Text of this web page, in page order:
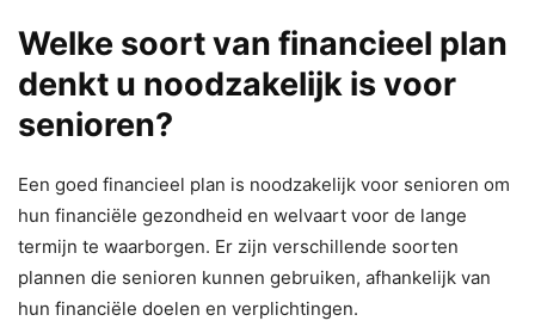
Welke soort van financieel plan
denkt u noodzakelijk is voor
senioren?
Een goed financieel plan is noodzakelijk voor senioren om
hun financiële gezondheid en welvaart voor de lange
termijn te waarborgen. Er zijn verschillende soorten
plannen die senioren kunnen gebruiken, afhankelijk van
hun financiële doelen en verplichtingen.